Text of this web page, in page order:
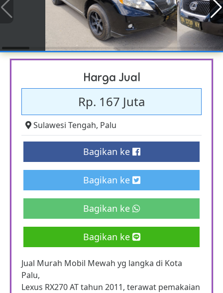
Harga Jual
Rp. 167 Juta
Sulawesi Tengah, Palu
Bagikan ke
Bagikan ke
Bagikan ke
Bagikan ke
Jual Murah Mobil Mewah yg langka di Kota
Palu,
Lexus RX270 AT tahun 2011, terawat pemakaian